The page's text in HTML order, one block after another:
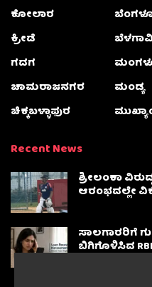
ಕೋಲಾರ
ಕ್ರೀಡೆ
ಗದಗ
ಚಾಮರಾಜನಗರ
ಚಿಕ್ಕಬಳ್ಳಾಫುರ
ಬೆಳಗಾವಿ
ಮಂಡ್ಯ
Recent News
ಶ್ರೀಲಂಕಾ
ಆರಂಭದಲ್ಲೇ
ಸಾಲಗಾರರಿಗೆ
ಬಿಗಿಗೊಳಿಸಿದ